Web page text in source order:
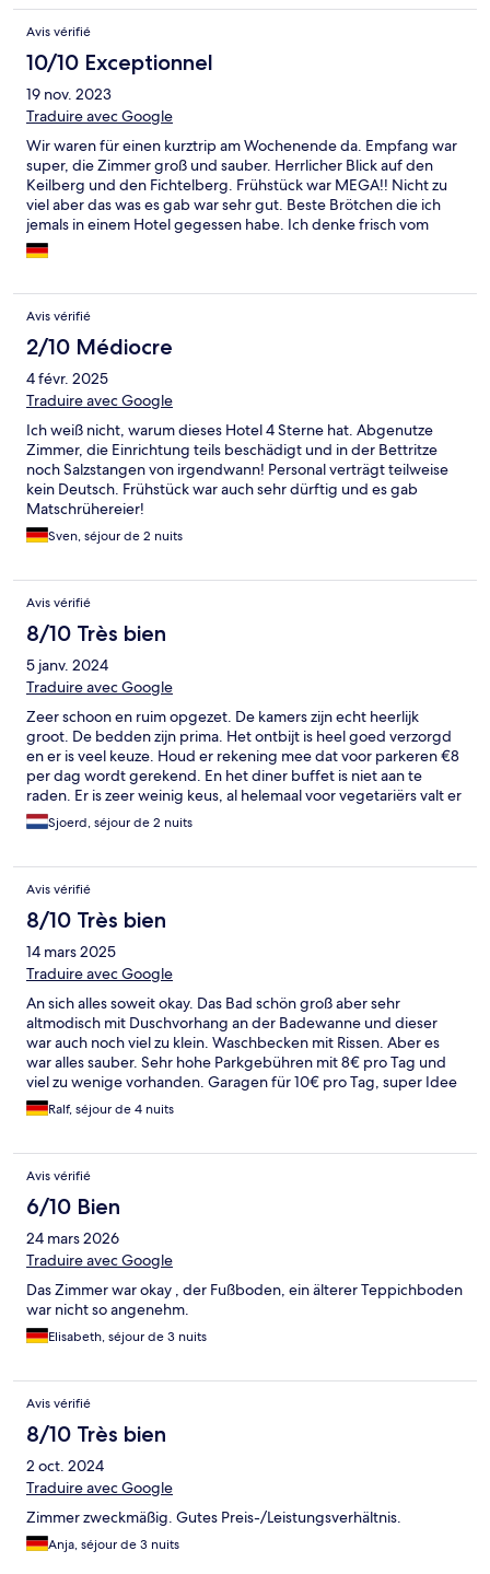
Haus nicht angemessen. Wir kommen trotzdem gerne wieder.
Ps: wir waren jeden Abend n der Bar bei einer super Betreuung
duch den Barmann. Top :-)
Avis vérifié
10/10 Exceptionnel
19 nov. 2023
Traduire avec Google
Wir waren für einen kurztrip am Wochenende da. Empfang war
super, die Zimmer groß und sauber. Herrlicher Blick auf den
Keilberg und den Fichtelberg. Frühstück war MEGA!! Nicht zu
viel aber das was es gab war sehr gut. Beste Brötchen die ich
jemals in einem Hotel gegessen habe. Ich denke frisch vom
Dorfbäcker 👍 Wir kommen auf jeden Fall mal wieder. Vielen
Dank
Avis vérifié
2/10 Médiocre
4 févr. 2025
Traduire avec Google
Ich weiß nicht, warum dieses Hotel 4 Sterne hat. Abgenutze
Zimmer, die Einrichtung teils beschädigt und in der Bettritze
noch Salzstangen von irgendwann! Personal verträgt teilweise
kein Deutsch. Frühstück war auch sehr dürftig und es gab
Matschrühereier!
Sven, séjour de 2 nuits
Avis vérifié
8/10 Très bien
5 janv. 2024
Traduire avec Google
Zeer schoon en ruim opgezet. De kamers zijn echt heerlijk
groot. De bedden zijn prima. Het ontbijt is heel goed verzorgd
en er is veel keuze. Houd er rekening mee dat voor parkeren €8
per dag wordt gerekend. En het diner buffet is niet aan te
raden. Er is zeer weinig keus, al helemaal voor vegetariërs valt er
weinig te kiezen. Het dessert was een ijzeren plaat met een paar
plakken worst en kaas en 5 mini potjes vruchtenmousse.
Sjoerd, séjour de 2 nuits
Avis vérifié
8/10 Très bien
14 mars 2025
Traduire avec Google
An sich alles soweit okay. Das Bad schön groß aber sehr
altmodisch mit Duschvorhang an der Badewanne und dieser
war auch noch viel zu klein. Waschbecken mit Rissen. Aber es
war alles sauber. Sehr hohe Parkgebühren mit 8€ pro Tag und
viel zu wenige vorhanden. Garagen für 10€ pro Tag, super Idee
aber nur wenn man mit einem Mini oder Smart anreist,
ansonsten kriegt man keine Tür mehr auf.
Ralf, séjour de 4 nuits
Avis vérifié
6/10 Bien
24 mars 2026
Traduire avec Google
Das Zimmer war okay , der Fußboden, ein älterer Teppichboden
war nicht so angenehm.
Elisabeth, séjour de 3 nuits
Avis vérifié
8/10 Très bien
2 oct. 2024
Traduire avec Google
Zimmer zweckmäßig. Gutes Preis-/Leistungsverhältnis.
Anja, séjour de 3 nuits